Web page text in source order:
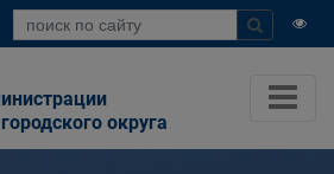
округа